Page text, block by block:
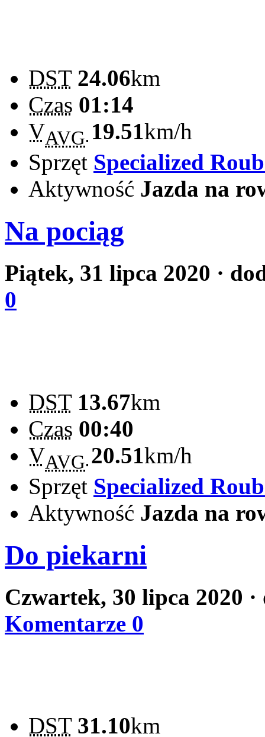
DST 24.06km
Czas 01:14
VAVG 19.51km/h
Sprzęt Specialized
Aktywność Jazda na
Na pociąg
Piątek, 31 lipca 2020 ·
0
DST 13.67km
Czas 00:40
VAVG 20.51km/h
Sprzęt Specialized
Aktywność Jazda na
Do piekarni
Czwartek, 30 lipca 2020
Komentarze 0
DST 31.10km